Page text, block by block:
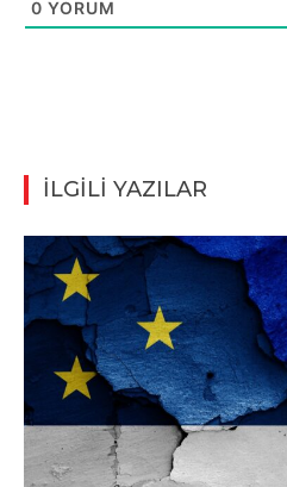
0 YORUM
İLGİLİ YAZILAR